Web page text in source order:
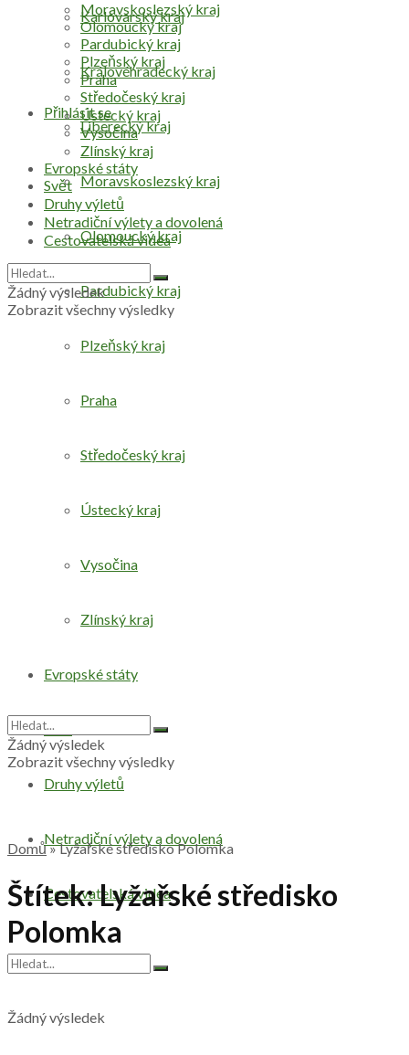
Přihlásit se
Karlovarský kraj
Královéhradecký kraj
Liberecký kraj
Moravskoslezský kraj
Olomoucký kraj
Pardubický kraj
Plzeňský kraj
Praha
Středočeský kraj
Ústecký kraj
Vysočina
Zlínský kraj
Evropské státy
Svět
Druhy výletů
Netradiční výlety a dovolená
Cestovatelská videa
Žádný výsledek
Moravskoslezský kraj
Olomoucký kraj
Pardubický kraj
Plzeňský kraj
Praha
Středočeský kraj
Ústecký kraj
Vysočina
Zlínský kraj
Evropské státy
Svět
Druhy výletů
Netradiční výlety a dovolená
Cestovatelská videa
Žádný výsledek
Zobrazit všechny výsledky
Žádný výsledek
Zobrazit všechny výsledky
Domů»Lyžařské středisko Polomka
Štítek:Lyžařské středisko
Polomka